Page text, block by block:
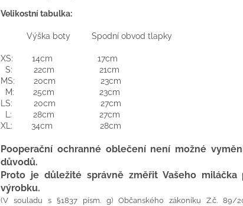
Velikostní tabulka:
Výška boty Spodní obvod tlapky
XS: 14cm 17cm
S: 22cm 21cm
MS: 20cm 23cm
M: 25cm 23cm
LS: 20cm 27cm
L: 28cm 27cm
XL: 34cm 28cm
Pooperační ochranné oblečení není možné
důvodů.
Proto je důležité správně změřit Vašeho miláčka
výrobku.
(V souladu s §1837 písm. g) Občanského zákoníku Z.č. 89/